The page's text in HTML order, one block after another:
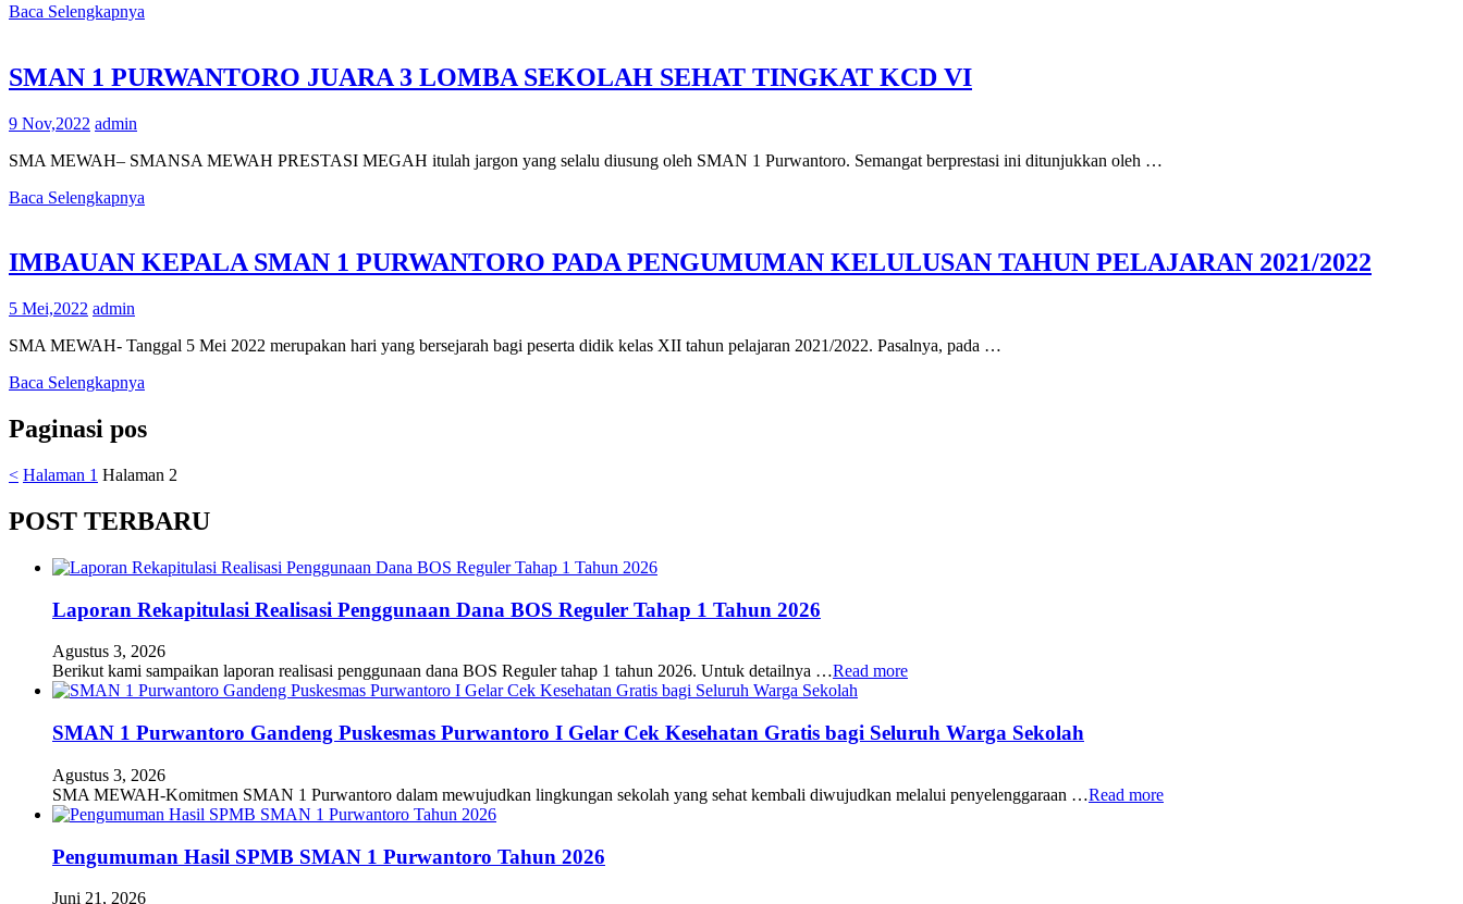
Baca Selengkapnya
SMAN 1 PURWANTORO JUARA 3 LOMBA SEKOLAH SEHAT TINGKAT KCD VI
9 Nov,2022 admin
SMA MEWAH– SMANSA MEWAH PRESTASI MEGAH itulah jargon yang selalu diusung oleh SMAN 1 Purwantoro. Semangat berprestasi ini ditunjukkan oleh …
Baca Selengkapnya
IMBAUAN KEPALA SMAN 1 PURWANTORO PADA PENGUMUMAN KELULUSAN TAHUN PELAJARAN 2021/2022
5 Mei,2022 admin
SMA MEWAH- Tanggal 5 Mei 2022 merupakan hari yang bersejarah bagi peserta didik kelas XII tahun pelajaran 2021/2022. Pasalnya, pada …
Baca Selengkapnya
Paginasi pos
< Halaman 1 Halaman 2
POST TERBARU
Laporan Rekapitulasi Realisasi Penggunaan Dana BOS Reguler Tahap 1 Tahun 2026
Agustus 3, 2026
Berikut kami sampaikan laporan realisasi penggunaan dana BOS Reguler tahap 1 tahun 2026. Untuk detailnya …Read more
SMAN 1 Purwantoro Gandeng Puskesmas Purwantoro I Gelar Cek Kesehatan Gratis bagi Seluruh Warga Sekolah
Agustus 3, 2026
SMA MEWAH-Komitmen SMAN 1 Purwantoro dalam mewujudkan lingkungan sekolah yang sehat kembali diwujudkan melalui penyelenggaraan …Read more
Pengumuman Hasil SPMB SMAN 1 Purwantoro Tahun 2026
Juni 21, 2026